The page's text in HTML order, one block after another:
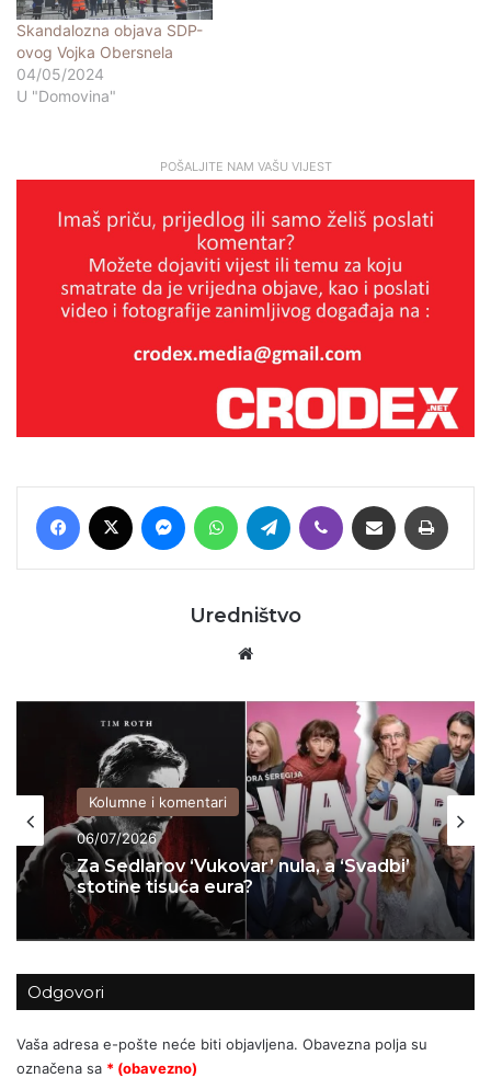
Skandalozna objava SDP-
ovog Vojka Obersnela
04/05/2024
U "Domovina"
POŠALJITE NAM VAŠU VIJEST
Facebook MessengerWhatsAppTelegram Viber Podijeli putem E-maila
Uredništvo
Kolumne i komentari
06/07/2026
Za Sedlarov ‘Vukovar’ nula, a ‘Svadbi’
stotine tisuća eura?
Odgovori
Vaša adresa e-pošte neće biti objavljena. Obavezna polja su
označena sa * (obavezno)